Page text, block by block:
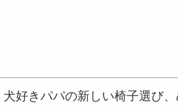
犬好きパパの新しい椅子選び